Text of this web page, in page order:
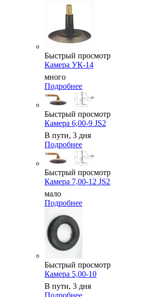
Быстрый просмотр
Камера УК-14
много
Подробнее
Быстрый просмотр
Камера 6,00-9 JS2
В пути, 3 дня
Подробнее
Быстрый просмотр
Камера 7,00-12 JS2
мало
Подробнее
Быстрый просмотр
Камера 5,00-10
В пути, 3 дня
Подробнее